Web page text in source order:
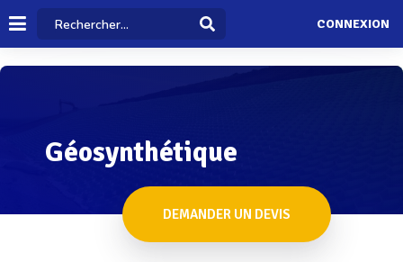
CONNEXION
Géosynthétique
DEMANDER UN DEVIS